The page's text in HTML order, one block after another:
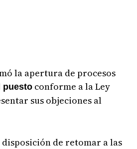
la apertura de procesos
puestoconforme a la Ley
sus objeciones al
de retomar a las